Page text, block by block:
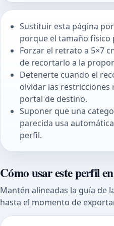
Sustituir esta página
porque el tamaño físico
Forzar el retrato a 5×7
de recortarlo a la
Detenerte cuando el
olvidar las restricciones
portal de destino.
Suponer que una
parecida usa
perfil.
Cómo usar este perfil
Mantén alineadas la guía de
hasta el momento de